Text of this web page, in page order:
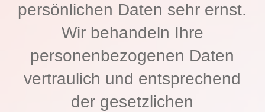
persönlichen Daten sehr ernst.
Wir behandeln Ihre
personenbezogenen Daten
vertraulich und entsprechend
der gesetzlichen